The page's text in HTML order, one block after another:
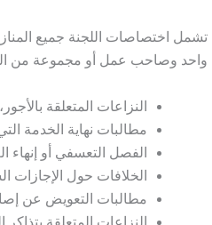
تشمل اختصاصات اللجنة جميع
واحد وصاحب عمل أو مجموعة من
النزاعات المتعلقة
مطالبات نهاية الخدمة
الفصل التعسفي أو
الخلافات حول الإجازات
مطالبات التعويض عن
النزاعات المتعلقة